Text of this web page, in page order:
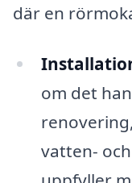
där en
om det
vatten-